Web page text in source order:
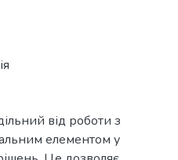
від роботи з
елементом у